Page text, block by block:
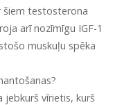
šiem testosterona
arī nozīmīgu IGF-1
muskuļu spēka
vīrietis, kurš